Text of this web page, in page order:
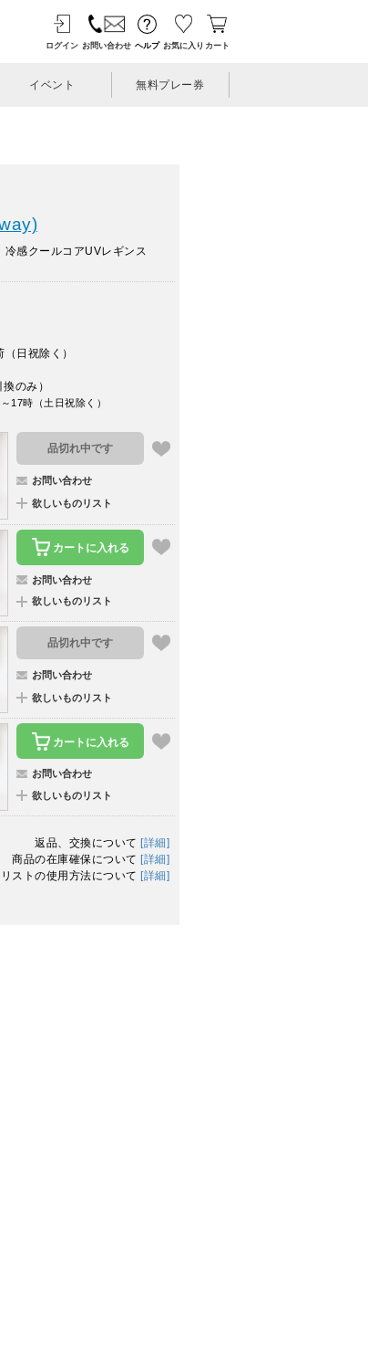
ログイン お問い合わせ ヘルプ お気に入り カート
イベント 無料プレー券
感クールコアUVレギンス
日祝除く）
のみ）
17時（土日祝除く）
品切れ中です
お問い合わせ
欲しいものリスト
カートに入れる
お問い合わせ
欲しいものリスト
品切れ中です
お問い合わせ
欲しいものリスト
カートに入れる
お問い合わせ
欲しいものリスト
返品、交換について [詳細]
商品の在庫確保について [詳細]
ストの使用方法について [詳細]